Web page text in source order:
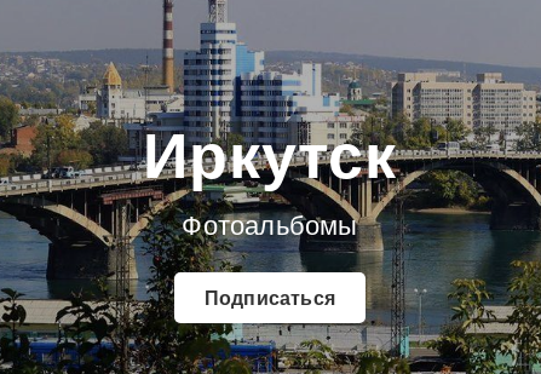
Иркутск
Фотоальбомы
Подписаться